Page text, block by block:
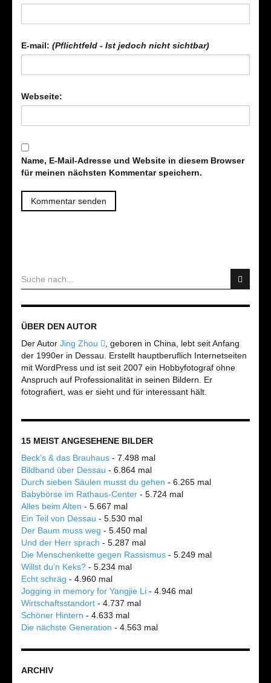
E-mail: (Pflichtfeld - Ist jedoch nicht sichtbar)
Webseite:
Name, E-Mail-Adresse und Website in diesem Browser
für meinen nächsten Kommentar speichern.
ÜBER DEN AUTOR
Der Autor Jing Zhou
, geboren in China, lebt seit Anfang
der 1990er in Dessau. Erstellt hauptberuflich Internetseiten
mit WordPress und ist seit 2007 ein Hobbyfotograf ohne
Anspruch auf Professionalität in seinen Bildern. Er
fotografiert, was er sieht und für interessant hält.
15 MEIST ANGESEHENE BILDER
Beck’s & das Brauhaus - 7.498 mal
Bildband über Dessau - 6.864 mal
Durch sieben Säulen musst du gehen - 6.265 mal
Babybörse im Rathaus-Center - 5.724 mal
Alles beim Alten - 5.667 mal
Ein Teil von Dessau - 5.530 mal
Der Baum muss weg - 5.450 mal
Und der Herr sprach - 5.287 mal
Die Menschenkette gegen Rassismus - 5.249 mal
Willst du’n Keks? - 5.234 mal
Echt schräg - 4.960 mal
Jogging in memory for Yangjie Li - 4.946 mal
Wirtschaftsstandort - 4.737 mal
Schöner Hintern - 4.633 mal
Die nächste Generation - 4.563 mal
ARCHIV